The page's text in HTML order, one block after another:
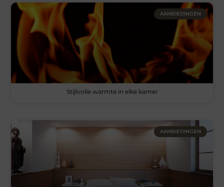
AANBIEDINGEN
Stijlvolle warmte in elke kamer
AANBIEDINGEN